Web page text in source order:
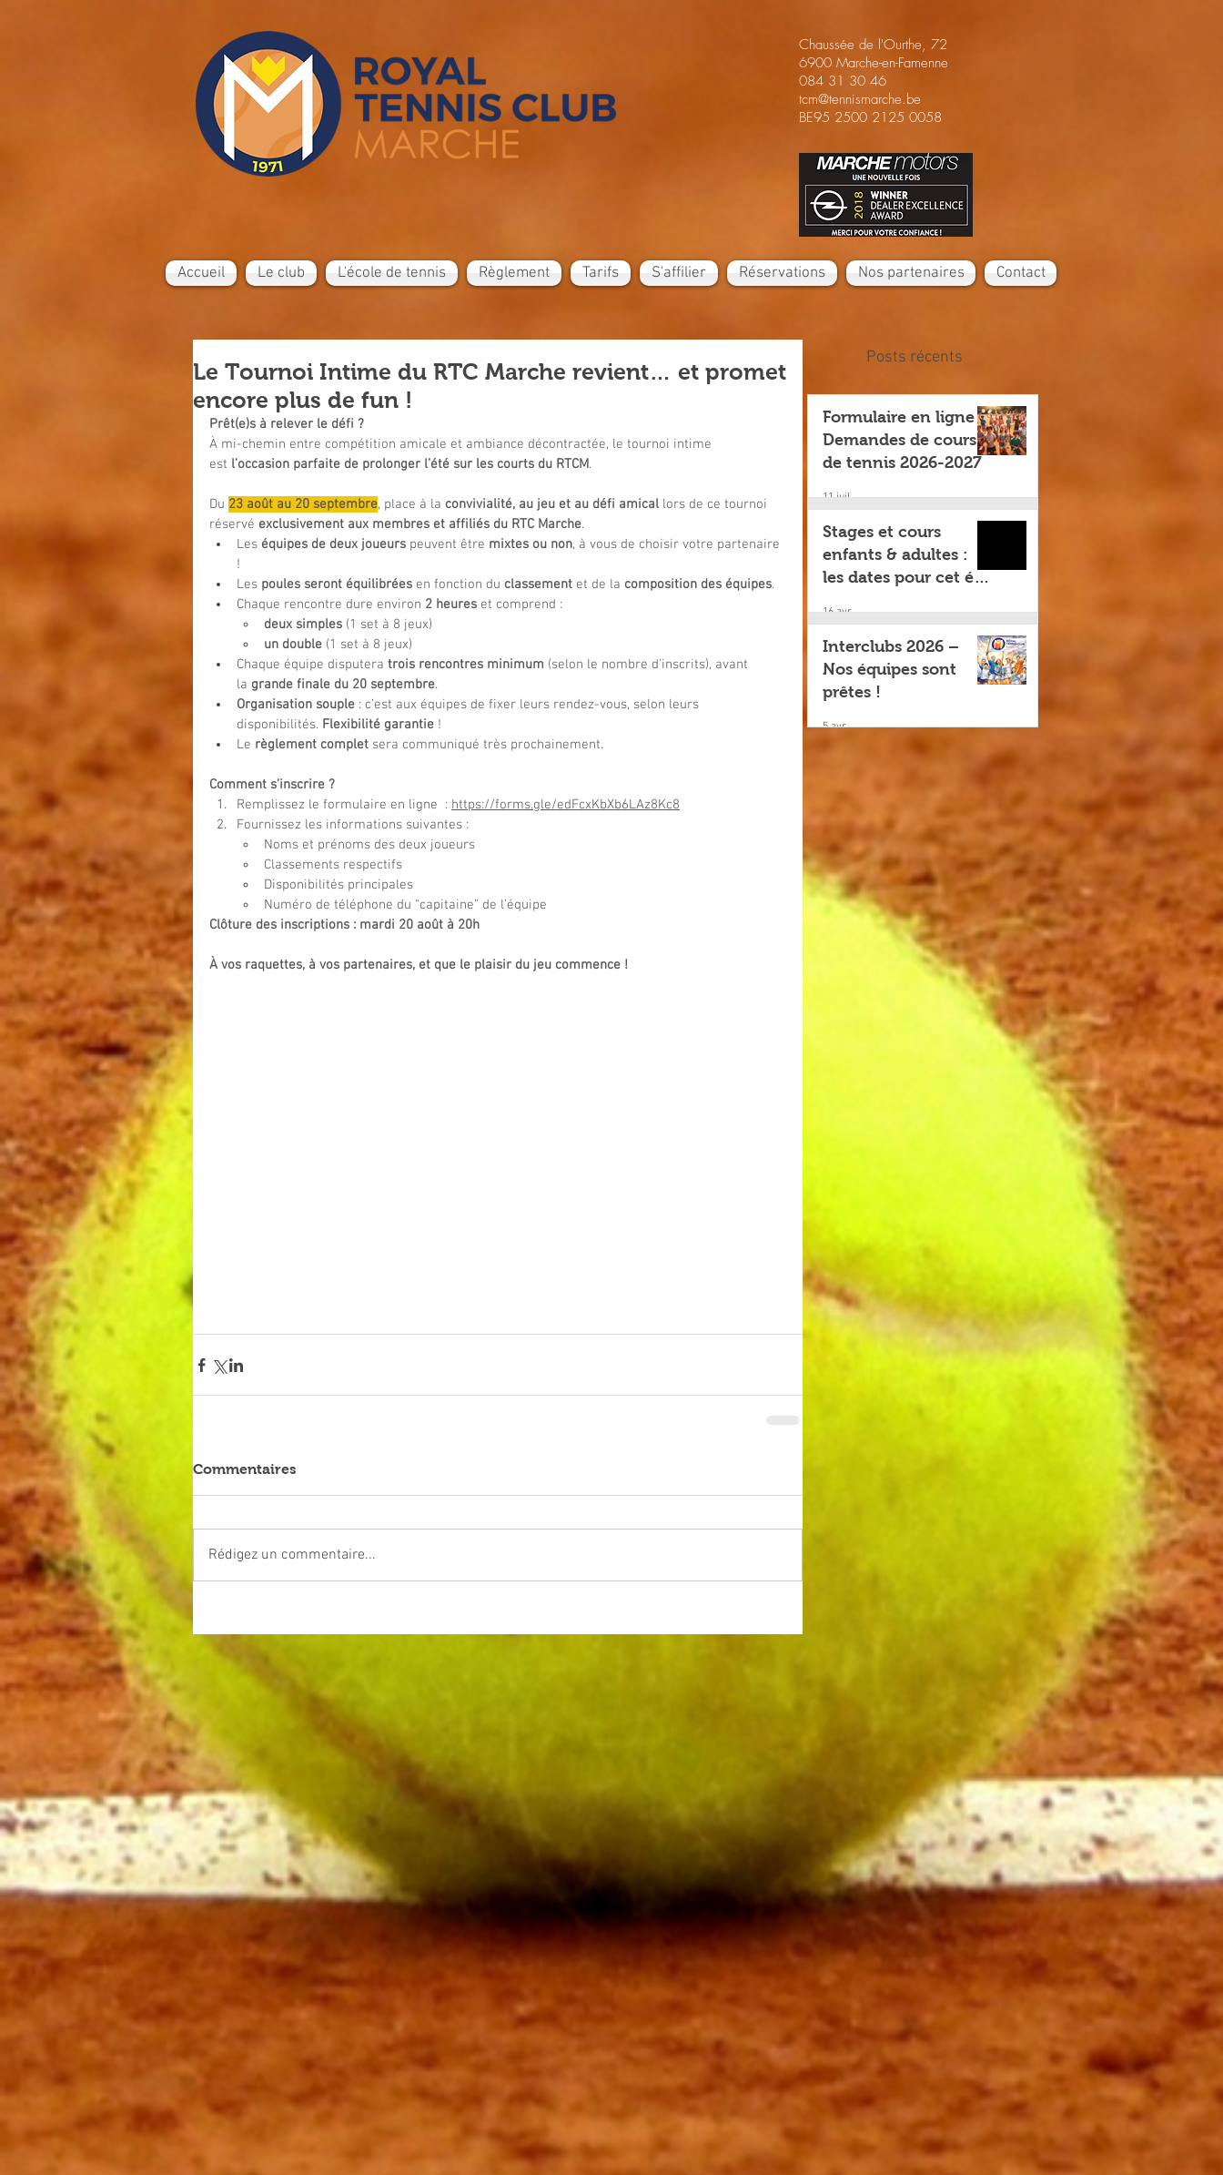
Chaussée de l'Ourthe, 72
6900 Marche-en-Famenne
084 31 30 46
tcm@tennismarche.be
BE95 2500 2125 0058
Accueil Le club L'école de tennis Règlement Tarifs S'affilier Réservations Nos partenaires Contact
Le Tournoi Intime du RTC Marche revient… et promet
encore plus de fun !
Prêt(e)s à relever le défi ?
À mi-chemin entre compétition amicale et ambiance décontractée, le tournoi intime
est l’occasion parfaite de prolonger l’été sur les courts du RTCM.
Du 23 août au 20 septembre, place à la convivialité, au jeu et au défi amical lors de ce tournoi
réservé exclusivement aux membres et affiliés du RTC Marche.
Les équipes de deux joueurs peuvent être mixtes ou non, à vous de choisir votre partenaire
!
Les poules seront équilibrées en fonction du classement et de la composition des équipes.
Chaque rencontre dure environ 2 heures et comprend :
deux simples (1 set à 8 jeux)
un double (1 set à 8 jeux)
Chaque équipe disputera trois rencontres minimum (selon le nombre d’inscrits), avant
la grande finale du 20 septembre.
Organisation souple : c’est aux équipes de fixer leurs rendez-vous, selon leurs
disponibilités. Flexibilité garantie !
Le règlement complet sera communiqué très prochainement.
Comment s’inscrire ?
Remplissez le formulaire en ligne  : https://forms.gle/edFcxKbXb6LAz8Kc8
Fournissez les informations suivantes :
Noms et prénoms des deux joueurs
Classements respectifs
Disponibilités principales
Numéro de téléphone du “capitaine” de l’équipe
Clôture des inscriptions : mardi 20 août à 20h
À vos raquettes, à vos partenaires, et que le plaisir du jeu commence !
Commentaires
Rédigez un commentaire...
Posts récents
Formulaire en ligne –
Demandes de cours
de tennis 2026-2027
11 juil.
Stages et cours
enfants & adultes :
les dates pour cet été
16 avr.
Interclubs 2026 –
Nos équipes sont
prêtes !
5 avr.